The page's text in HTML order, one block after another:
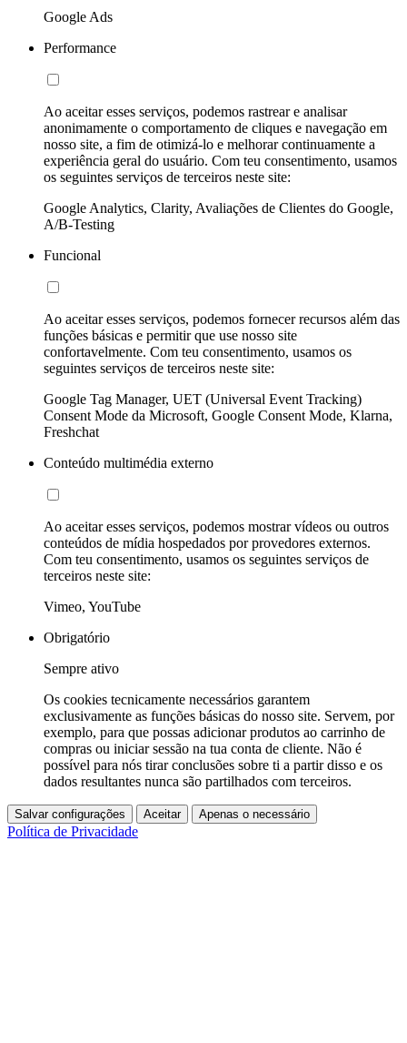
Google Ads
Performance
Ao aceitar esses serviços, podemos rastrear e analisar
anonimamente o comportamento de cliques e navegação em
nosso site, a fim de otimizá-lo e melhorar continuamente a
experiência geral do usuário. Com teu consentimento, usamos
os seguintes serviços de terceiros neste site:
Google Analytics, Clarity, Avaliações de Clientes do Google,
A/B-Testing
Funcional
Ao aceitar esses serviços, podemos fornecer recursos além das
funções básicas e permitir que use nosso site
confortavelmente. Com teu consentimento, usamos os
seguintes serviços de terceiros neste site:
Google Tag Manager, UET (Universal Event Tracking)
Consent Mode da Microsoft, Google Consent Mode, Klarna,
Freshchat
Conteúdo multimédia externo
Ao aceitar esses serviços, podemos mostrar vídeos ou outros
conteúdos de mídia hospedados por provedores externos.
Com teu consentimento, usamos os seguintes serviços de
terceiros neste site:
Vimeo, YouTube
Obrigatório
Sempre ativo
Os cookies tecnicamente necessários garantem
exclusivamente as funções básicas do nosso site. Servem, por
exemplo, para que possas adicionar produtos ao carrinho de
compras ou iniciar sessão na tua conta de cliente. Não é
possível para nós tirar conclusões sobre ti a partir disso e os
dados resultantes nunca são partilhados com terceiros.
Salvar configurações Aceitar Apenas o necessário
Política de Privacidade